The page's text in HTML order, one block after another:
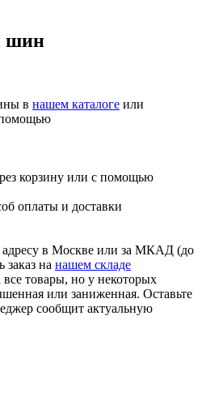
шин
в нашем каталоге или
помощью
корзину или с помощью
оплаты и доставки
в Москве или за МКАД (до
заказ на нашем складе
товары, но у некоторых
или заниженная. Оставьте
сообщит актуальную